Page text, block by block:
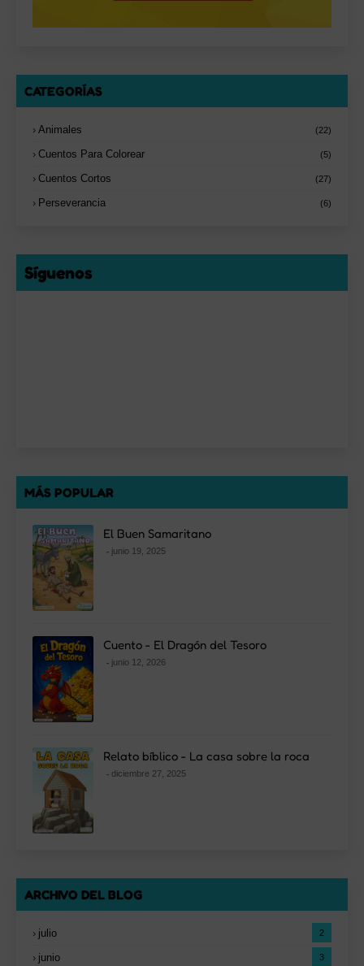
CATEGORÍAS
Animales (22)
Cuentos Para Colorear (5)
Cuentos Cortos (27)
Perseverancia (6)
Síguenos
MÁS POPULAR
El Buen Samaritano
junio 19, 2025
Cuento - El Dragón del Tesoro
junio 12, 2026
Relato bíblico - La casa sobre la roca
diciembre 27, 2025
ARCHIVO DEL BLOG
julio 2
junio 3